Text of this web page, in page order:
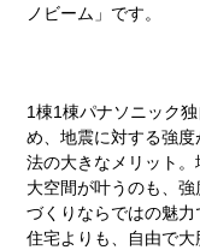
ノビーム」です。
1棟1棟パナソニック
め、地震に対する強
法の大きなメリット
大空間が叶うのも、
づくりならではの魅
住宅よりも、自由で大